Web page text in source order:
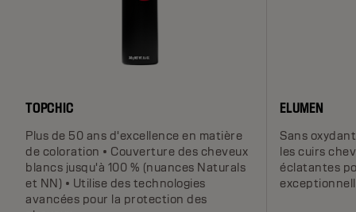
TOPCHIC
Plus de 50 ans d'excellence en matière
de coloration • Couverture des cheveux
blancs jusqu'à 100 % (nuances Naturals
et NN) • Utilise des technologies
avancées pour la protection des
ELUMEN
Sans
les cuirs
éclatantes